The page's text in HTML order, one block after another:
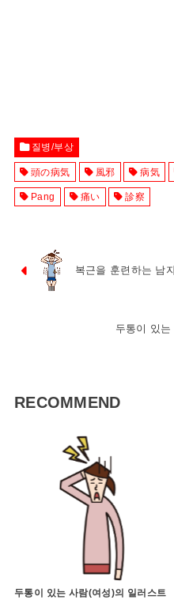
질병/부상
頭の病気 風邪 病気
Pang 痛い 診察
복근을 훈련하는 남
두통이 있
RECOMMEND
두통이 있는 사람(여성)의 일러스트